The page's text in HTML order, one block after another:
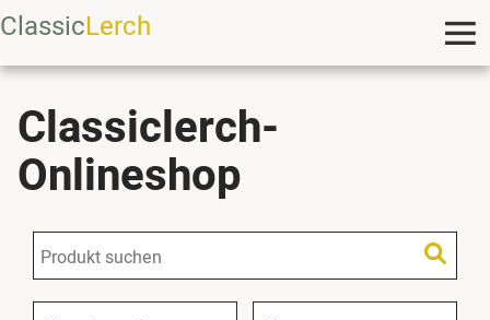
ClassicLerch
Classiclerch-
Onlineshop